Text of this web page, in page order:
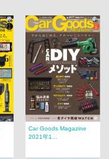
Car Goods Magazine
2021年1...